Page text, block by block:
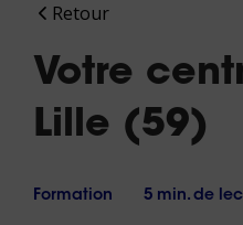
Retour
Votre
Lille (59)
Formation 5 min. de